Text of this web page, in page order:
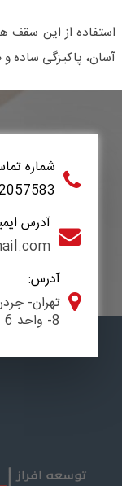
استفاده از این سقف
آسان، پاکیزگی ساده
شماره
آدرس
آدرس:
تهران-
8- واحد 6